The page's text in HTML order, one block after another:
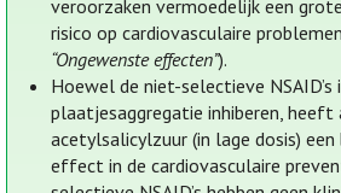
veroorzaken vermoedelijk een
risico op cardiovasculaire
“Ongewenste effecten”).
Hoewel de niet-selectieve
plaatjesaggregatie inhiberen, heeft
acetylsalicylzuur (in lage dosis)
effect in de cardiovasculaire